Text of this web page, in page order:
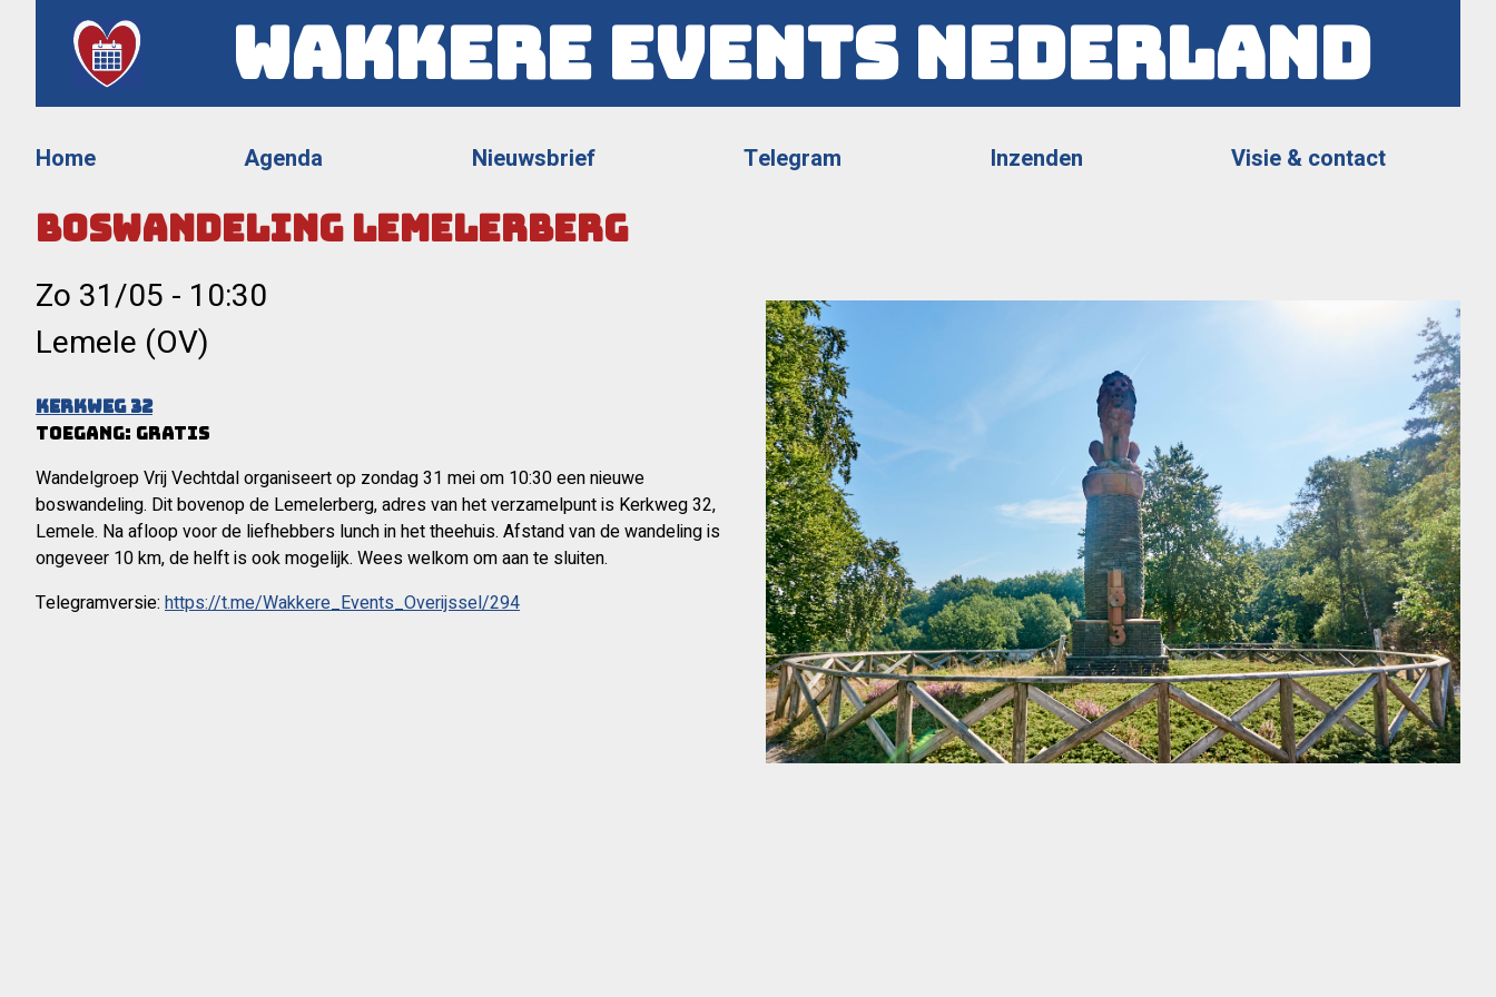
Wakkere Events Nederland
Home Agenda Nieuwsbrief Telegram Inzenden Visie & contact
Boswandeling Lemelerberg
Zo 31/05 - 10:30
Lemele (OV)
Kerkweg 32
Toegang: gratis
Wandelgroep Vrij Vechtdal organiseert op zondag 31 mei om 10:30 een nieuwe
boswandeling. Dit bovenop de Lemelerberg, adres van het verzamelpunt is Kerkweg 32,
Lemele. Na afloop voor de liefhebbers lunch in het theehuis. Afstand van de wandeling is
ongeveer 10 km, de helft is ook mogelijk. Wees welkom om aan te sluiten.
Telegramversie: https://t.me/Wakkere_Events_Overijssel/294